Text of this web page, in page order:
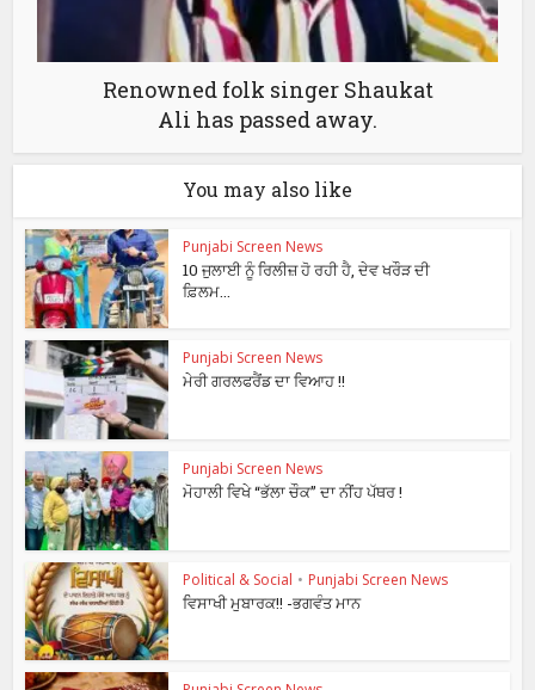
Renowned folk singer Shaukat
Ali has passed away.
You may also like
Punjabi Screen News
10 ਜੁਲਾਈ ਨੂੰ ਰਿਲੀਜ਼ ਹੋ ਰਹੀ ਹੈ, ਦੇਵ ਖਰੌੜ ਦੀ
ਫ਼ਿਲਮ...
Punjabi Screen News
ਮੇਰੀ ਗਰਲਫਰੈਂਡ ਦਾ ਵਿਆਹ !!
Punjabi Screen News
ਮੋਹਾਲੀ ਵਿਖੇ “ਭੱਲਾ ਚੌਕ” ਦਾ ਨੀਂਹ ਪੱਥਰ !
Political & Social • Punjabi Screen News
ਵਿਸਾਖੀ ਮੁਬਾਰਕ!! -ਭਗਵੰਤ ਮਾਨ